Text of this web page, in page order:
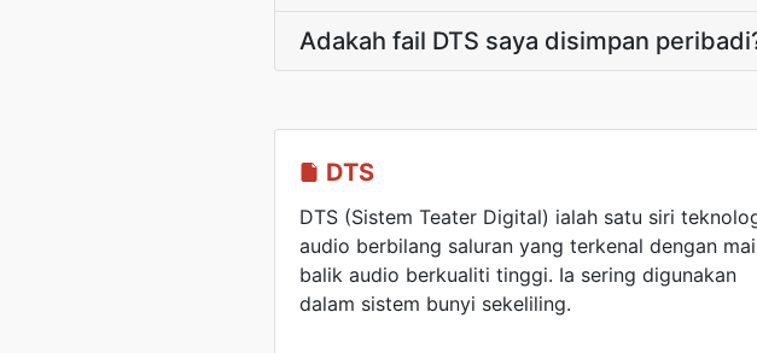
Adakah fail DTS saya disimpan
DTS
DTS (Sistem Teater Digital) ialah satu siri
audio berbilang saluran yang terkenal dengan
balik audio berkualiti tinggi. Ia sering digunakan
dalam sistem bunyi sekeliling.